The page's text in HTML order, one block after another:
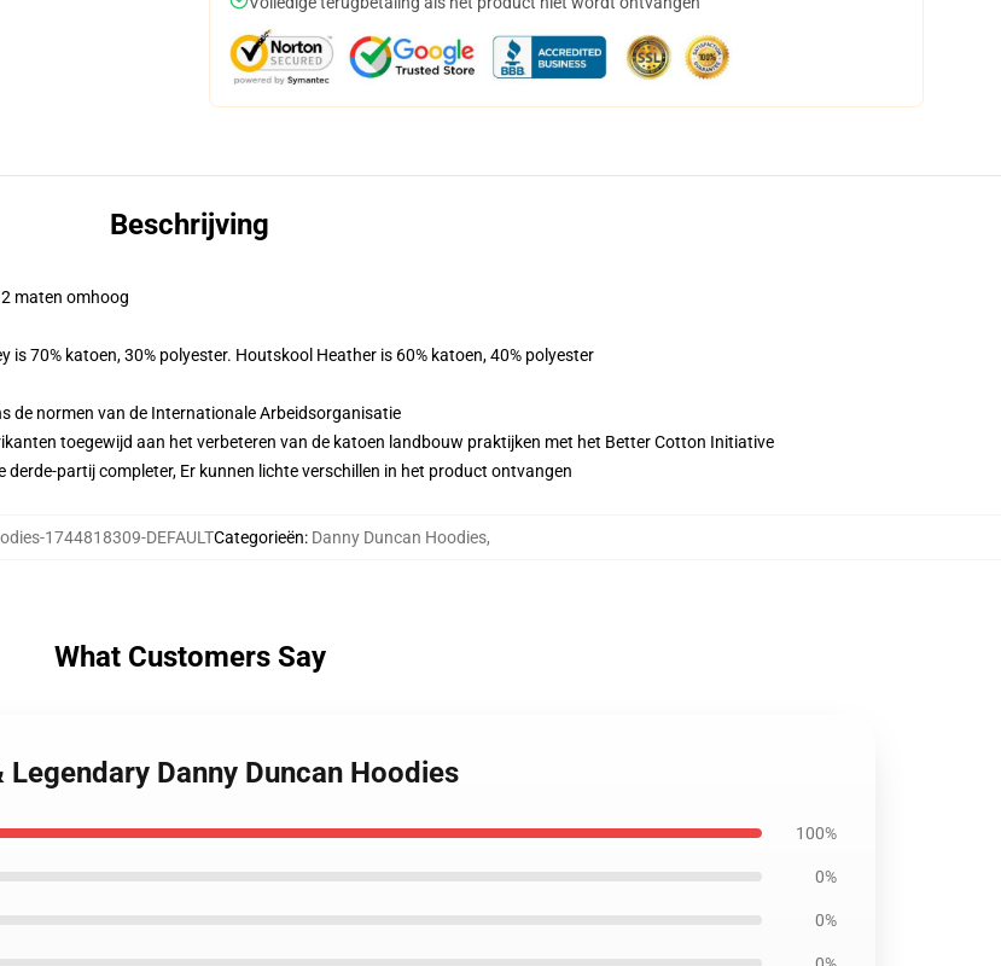
Beschrijving
maten omhoog
is 70% katoen, 30% polyester. Houtskool Heather is 60% katoen, 40% polyester
de normen van de Internationale Arbeidsorganisatie
toegewijd aan het verbeteren van de katoen landbouw praktijken met het Better Cotton Initiative
partij completer, Er kunnen lichte verschillen in het product ontvangen
1744818309-DEFAULTCategorieën: Danny Duncan Hoodies,
What Customers Say
Danny Duncan Hoodies
100%
0%
0%